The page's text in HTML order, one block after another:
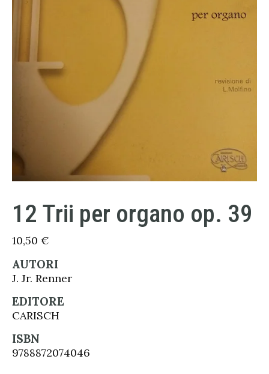
12 Trii per organo op. 39
10,50 €
AUTORI
J. Jr. Renner
EDITORE
CARISCH
ISBN
9788872074046